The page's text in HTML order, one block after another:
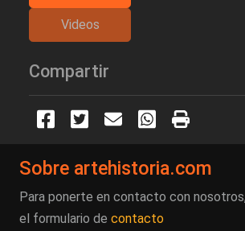
Videos
Compartir
Sobre artehistoria.com
Para ponerte en contacto con
el formulario de contacto